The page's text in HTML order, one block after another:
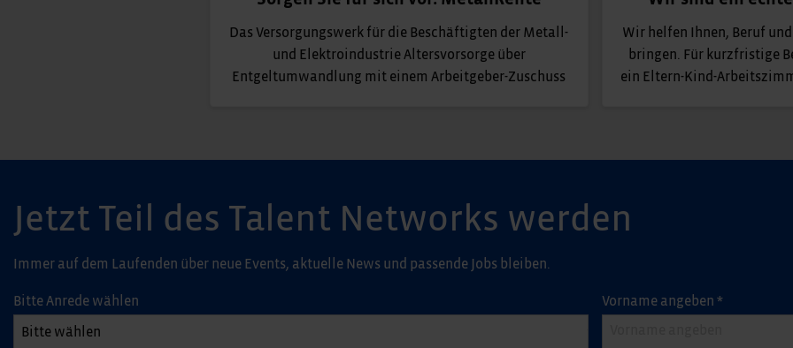
Das Versorgungswerk für die Beschäftigten der Metall-
und Elektroindustrie Altersvorsorge über
Entgeltumwandlung mit einem Arbeitgeber-Zuschuss
Wir helfen Ihnen, Beruf
bringen. Für kurzfristige
ein Eltern-Kind-
Jetzt Teil des Talent Networks werden
Immer auf dem Laufenden über neue Events, aktuelle News und passende Jobs bleiben.
Bitte Anrede wählen Vorname angeben *